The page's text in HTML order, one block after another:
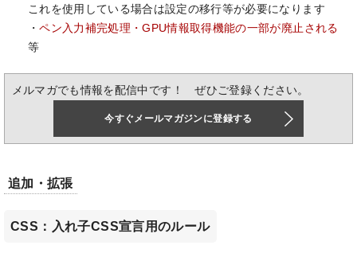
これを使用している場合は設定の移行等が必要になります
・ペン入力補完処理・GPU情報取得機能の一部が廃止される
等
メルマガでも情報を配信中です！ ぜひご登録ください。
今すぐメールマガジンに登録する
追加・拡張
CSS：入れ子CSS宣言用のルール